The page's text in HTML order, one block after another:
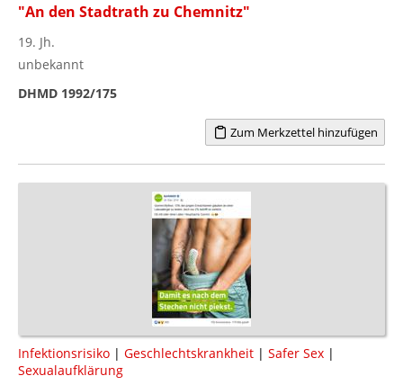
"An den Stadtrath zu Chemnitz"
19. Jh.
unbekannt
DHMD 1992/175
Zum Merkzettel hinzufügen
Infektionsrisiko | Geschlechtskrankheit | Safer Sex |
Sexualaufklärung